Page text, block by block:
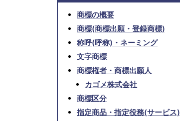
商標の概要
商標(商標出願・登録商標)
称呼(呼称)・ネーミング
文字商標
商標権者・商標出願人
カゴメ株式会社
商標区分
指定商品・指定役務(サービス)